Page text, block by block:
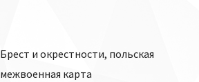
Брест и окрестности, польская
межвоенная карта